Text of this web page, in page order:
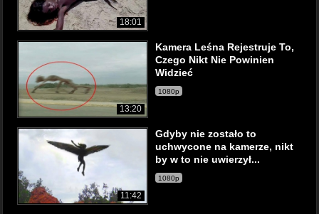
18:01
13:20
Kamera Leśna Rejestruje To,
Czego Nikt Nie Powinien
Widzieć
1080p
11:42
Gdyby nie zostało to
uchwycone na kamerze, nikt
by w to nie uwierzył...
1080p